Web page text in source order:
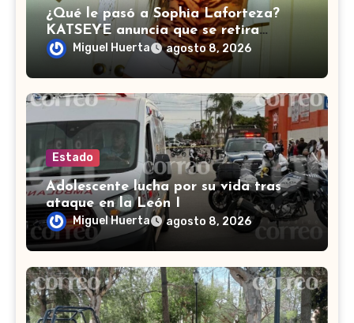
¿Qué le pasó a Sophia Laforteza?
KATSEYE anuncia que se retira
temporalmente por salud
Miguel Huerta agosto 8, 2026
Estado
Adolescente lucha por su vida tras
ataque en la León I
Miguel Huerta agosto 8, 2026